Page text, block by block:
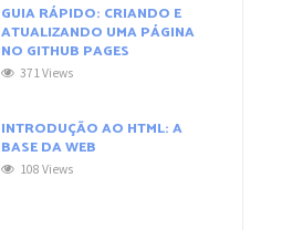
GUIA RÁPIDO: CRIANDO E
ATUALIZANDO UMA PÁGINA
NO GITHUB PAGES
371 Views
INTRODUÇÃO AO HTML: A
BASE DA WEB
108 Views